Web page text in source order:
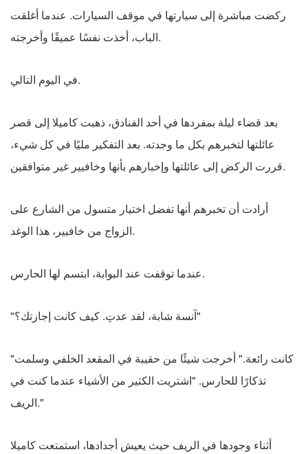
ركضت مباشرة إلى سيارتها في موقف السيارات. عندما أغلقت
الباب، أخذت نفسًا عميقًا وأخرجته.
في اليوم التالي.
بعد قضاء ليلة بمفردها في أحد الفنادق، ذهبت كاميلا إلى قصر
عائلتها لتخبرهم بكل ما وجدته. بعد التفكير مليًا في كل شيء،
قررت الركض إلى عائلتها وإخبارهم بأنها وخافيير غير متوافقين.
أرادت أن تخبرهم أنها تفضل اختيار متسول من الشارع على
الزواج من خافيير، هذا الوغد.
عندما توقفت عند البوابة، ابتسم لها الحارس.
"آنسة شابة، لقد عدتِ. كيف كانت إجازتك؟"
"كانت رائعة." أخرجت شيئًا من حقيبة في المقعد الخلفي وسلمت
تذكارًا للحارس. "اشتريت الكثير من الأشياء عندما كنت في
الريف."
أثناء وجودها في الريف حيث يعيش أجدادها، استمتعت كاميلا